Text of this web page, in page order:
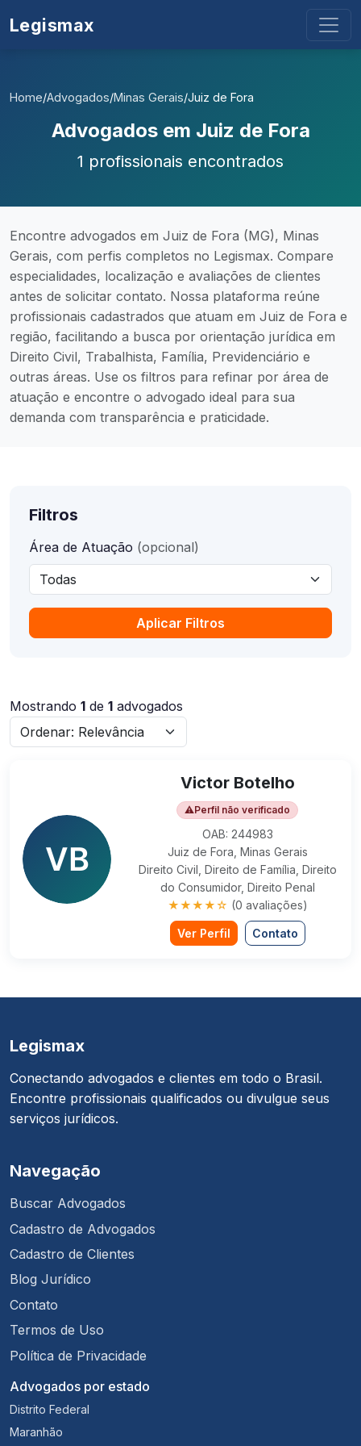
Legismax
Home/Advogados/Minas Gerais/Juiz de Fora
Advogados em Juiz de Fora
1 profissionais encontrados
Encontre advogados em Juiz de Fora (MG), Minas
Gerais, com perfis completos no Legismax. Compare
especialidades, localização e avaliações de clientes
antes de solicitar contato. Nossa plataforma reúne
profissionais cadastrados que atuam em Juiz de Fora e
região, facilitando a busca por orientação jurídica em
Direito Civil, Trabalhista, Família, Previdenciário e
outras áreas. Use os filtros para refinar por área de
atuação e encontre o advogado ideal para sua
demanda com transparência e praticidade.
Filtros
Área de Atuação (opcional)
Aplicar Filtros
Mostrando 1 de 1 advogados
Victor Botelho
⚠Perfil não verificado
OAB: 244983
Juiz de Fora, Minas Gerais
Direito Civil, Direito de Família, Direito
do Consumidor, Direito Penal
★★★★☆ (0 avaliações)
Ver Perfil Contato
Legismax
Conectando advogados e clientes em todo o Brasil.
Encontre profissionais qualificados ou divulgue seus
serviços jurídicos.
Navegação
Buscar Advogados
Cadastro de Advogados
Cadastro de Clientes
Blog Jurídico
Contato
Termos de Uso
Política de Privacidade
Advogados por estado
Distrito Federal
Maranhão